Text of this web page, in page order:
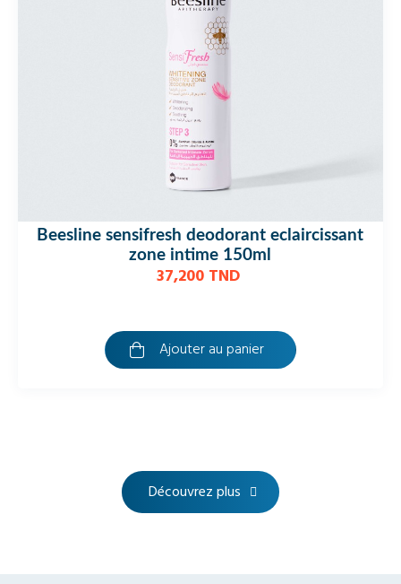
beesline savon eclaricissant zone intime
110gr
15,700 TND
Ajouter au panier
Découvrez plus